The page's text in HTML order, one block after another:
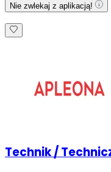
Nie zwlekaj z aplikacją!
Technik /